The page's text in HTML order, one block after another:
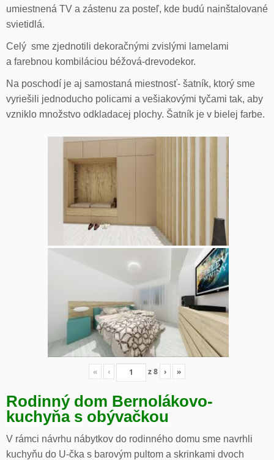
umiestnená TV a zástenu za posteľ, kde budú nainštalované
svietidlá.
Celý sme zjednotili dekoračnými zvislými lamelami
a farebnou kombiláciou béžová-drevodekor.
Na poschodí je aj samostaná miestnosť- šatník, ktorý sme
vyriešili jednoducho policami a vešiakovými tyčami tak, aby
vzniklo množstvo odkladacej plochy. Šatník je v bielej farbe.
« ‹ z8 › »
Rodinný dom Bernolákovo-
kuchyňa s obývačkou
V rámci návrhu nábytkov do rodinného domu sme navrhli
kuchyňu do U-čka s barovým pultom a skrinkami dvoch